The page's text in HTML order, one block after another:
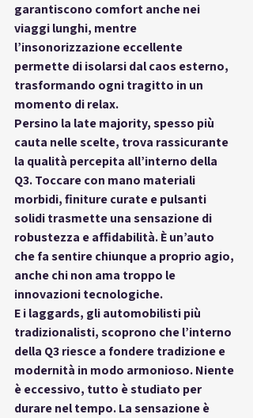
garantiscono comfort anche nei
viaggi lunghi, mentre
l’insonorizzazione eccellente
permette di isolarsi dal caos esterno,
trasformando ogni tragitto in un
momento di relax.
Persino la late majority, spesso più
cauta nelle scelte, trova rassicurante
la qualità percepita all’interno della
Q3. Toccare con mano materiali
morbidi, finiture curate e pulsanti
solidi trasmette una sensazione di
robustezza e affidabilità. È un’auto
che fa sentire chiunque a proprio agio,
anche chi non ama troppo le
innovazioni tecnologiche.
E i laggards, gli automobilisti più
tradizionalisti, scoprono che l’interno
della Q3 riesce a fondere tradizione e
modernità in modo armonioso. Niente
è eccessivo, tutto è studiato per
durare nel tempo. La sensazione è